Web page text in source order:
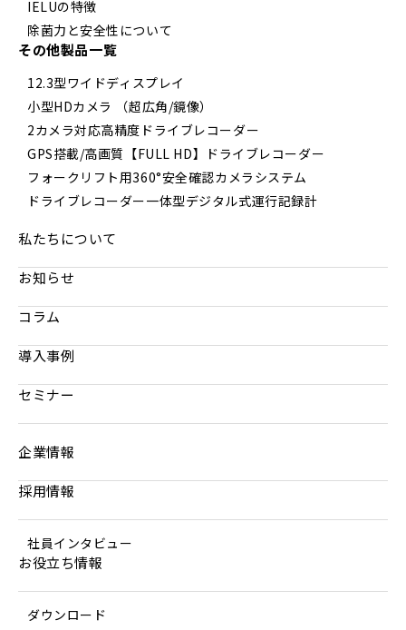
IELUの特徴
除菌力と安全性について
その他製品一覧
12.3型ワイドディスプレイ
小型HDカメラ （超広角/鏡像）
2カメラ対応高精度ドライブレコーダー
GPS搭載/高画質【FULL HD】ドライブレコーダー
フォークリフト用360°安全確認カメラシステム
ドライブレコーダー一体型デジタル式運行記録計
私たちについて
お知らせ
コラム
導入事例
セミナー
企業情報
採用情報
社員インタビュー
お役立ち情報
ダウンロード